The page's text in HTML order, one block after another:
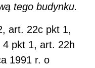
tego budynku.
art. 22c pkt 1,
pkt 1, art. 22h
1991 r. o